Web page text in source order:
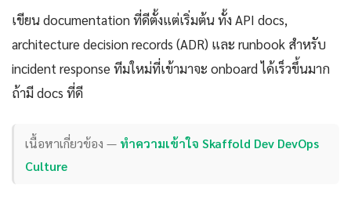
เขียน documentation ที่ดีตั้งแต่เริ่มต้น ทั้ง API docs,
architecture decision records (ADR) และ runbook สำหรับ
incident response ทีมใหม่ที่เข้ามาจะ onboard ได้เร็วขึ้นมาก
ถ้ามี docs ที่ดี
เนื้อหาเกี่ยวข้อง — ทำความเข้าใจ Skaffold Dev DevOps
Culture